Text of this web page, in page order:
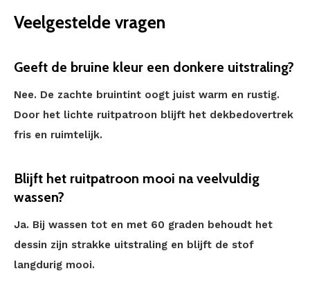
Veelgestelde vragen
Geeft de bruine kleur een donkere uitstraling?
Nee. De zachte bruintint oogt juist warm en rustig.
Door het lichte ruitpatroon blijft het dekbedovertrek
fris en ruimtelijk.
Blijft het ruitpatroon mooi na veelvuldig
wassen?
Ja. Bij wassen tot en met 60 graden behoudt het
dessin zijn strakke uitstraling en blijft de stof
langdurig mooi.